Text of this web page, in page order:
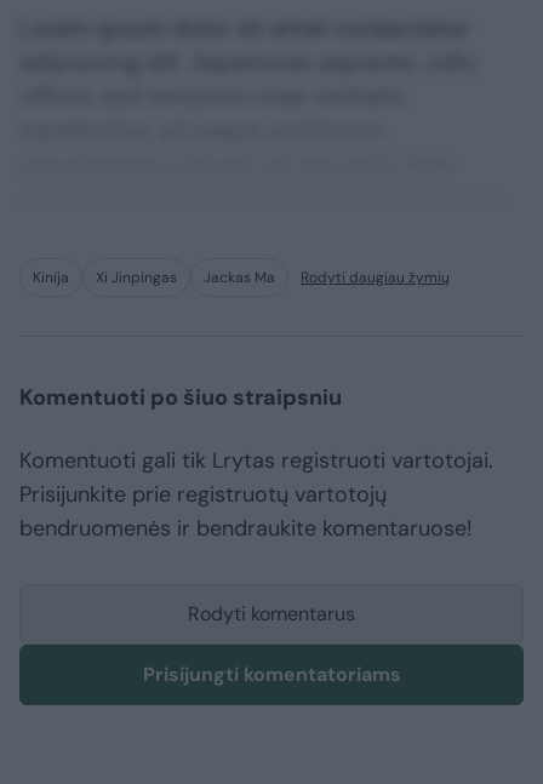
Kinija Xi Jinpingas Jackas Ma Rodyti daugiau žymių
Komentuoti po šiuo straipsniu
Komentuoti gali tik Lrytas registruoti vartotojai.
Prisijunkite prie registruotų vartotojų
bendruomenės ir bendraukite komentaruose!
Rodyti komentarus
Prisijungti komentatoriams